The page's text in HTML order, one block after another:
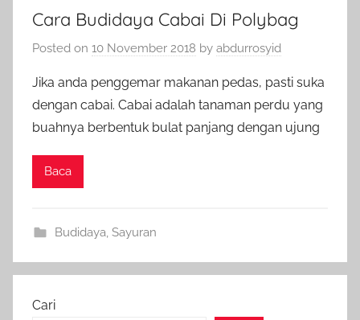
Cara Budidaya Cabai Di Polybag
Posted on 10 November 2018 by abdurrosyid
Jika anda penggemar makanan pedas, pasti suka
dengan cabai. Cabai adalah tanaman perdu yang
buahnya berbentuk bulat panjang dengan ujung
Baca
Budidaya Sayuran
Cari